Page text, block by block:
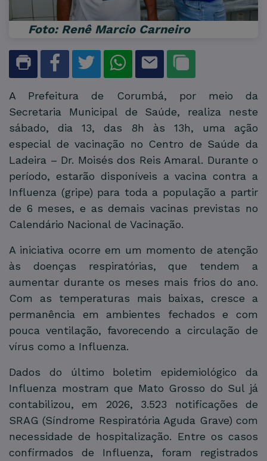
Foto: Renê Marcio Carneiro
A Prefeitura de Corumbá, por meio da
Secretaria Municipal de Saúde, realiza neste
sábado, dia 13, das 8h às 13h, uma ação
especial de vacinação no Centro de Saúde da
Ladeira – Dr. Moisés dos Reis Amaral. Durante o
período, estarão disponíveis a vacina contra a
Influenza (gripe) para toda a população a partir
de 6 meses, e as demais vacinas previstas no
Calendário Nacional de Vacinação.
A iniciativa ocorre em um momento de atenção
às doenças respiratórias, que tendem a
aumentar durante os meses mais frios do ano.
Com as temperaturas mais baixas, cresce a
permanência em ambientes fechados e com
pouca ventilação, favorecendo a circulação de
vírus como a Influenza.
Dados do último boletim epidemiológico da
Influenza mostram que Mato Grosso do Sul já
contabilizou, em 2026, 3.523 notificações de
SRAG (Síndrome Respiratória Aguda Grave) com
necessidade de hospitalização. Entre os casos
confirmados de Influenza, foram registrados